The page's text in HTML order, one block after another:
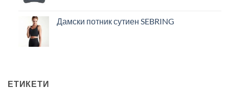
Дамски потник сутиен SEBRING
ЕТИКЕТИ